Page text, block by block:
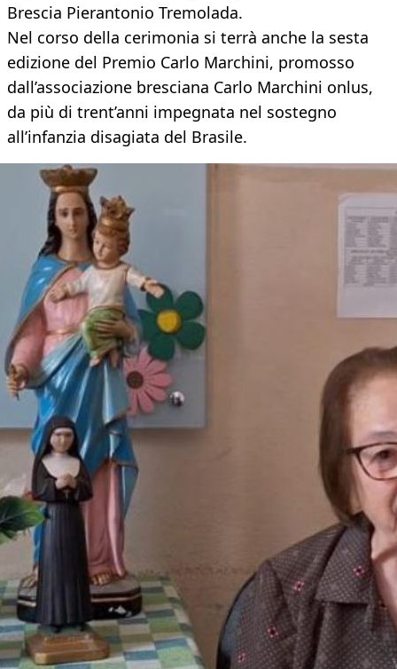
Brescia Pierantonio Tremolada.
Nel corso della cerimonia si terrà anche la sesta
edizione del Premio Carlo Marchini, promosso
dall’associazione bresciana Carlo Marchini onlus,
da più di trent’anni impegnata nel sostegno
all’infanzia disagiata del Brasile.